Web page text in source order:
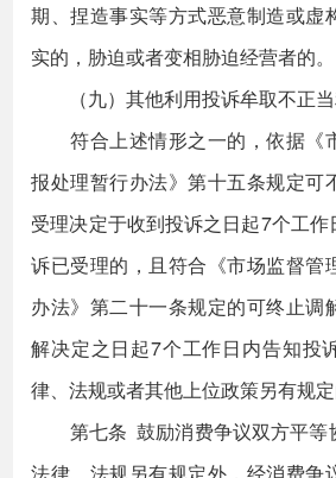
期、捏造事实等方式恶意制造或虚
实的，胁迫或者变相胁迫经营者的。
（九）其他利用投诉牟取不正当
符合上述情形之一的，依据《
报处理暂行办法》第十五条规定可
受理决定于收到投诉之日起7个工
诉已受理的，且符合《市场监督管
办法》第二十一条规定的可终止调
解决定之日起7个工作日内告知投
律、法规或者其他上位政策另有规定
第七条 鼓励消费争议双方平等